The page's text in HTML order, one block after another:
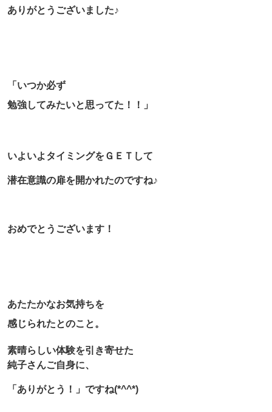
ありがとうございました♪
「いつか必ず
勉強してみたいと思ってた！！」
いよいよタイミングをＧＥＴして
潜在意識の扉を開かれたのですね♪
おめでとうございます！
あたたかなお気持ちを
感じられたとのこと。
素晴らしい体験を引き寄せた
純子さんご自身に、
「ありがとう！」ですね(*^^*)